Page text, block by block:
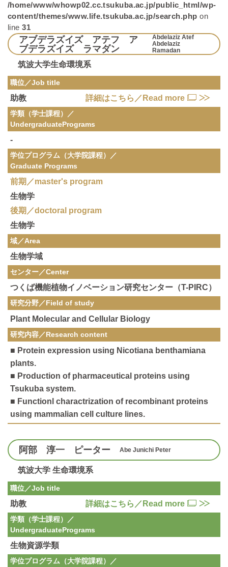
/home/www/whowp02.cc.tsukuba.ac.jp/public_html/wp-
content/themes/www.life.tsukuba.ac.jp/search.php on
line31
アブデラズイズ アテフ ア
ブデラズイズ ラマダン
Abdelaziz Atef
Abdelaziz
Ramadan
筑波大学生命環境系
職位／Job title
助教 詳細はこちら／Read more
学類（学士課程）／
UndergraduatePrograms
-
学位プログラム（大学院課程）／
Graduate Programs
前期／master's program
生物学
後期／doctoral program
生物学
域／Area
生物学域
センター／Center
つくば機能植物イノベーション研究センター（T-PIRC）
研究分野／Field of study
Plant Molecular and Cellular Biology
研究内容／Research content
■ Protein expression using Nicotiana benthamiana
plants.
■ Production of pharmaceutical proteins using
Tsukuba system.
■ Functionl charactrization of recombinant proteins
using mammalian cell culture lines.
阿部 淳一 ピーター Abe Junichi Peter
筑波大学 生命環境系
職位／Job title
助教 詳細はこちら／Read more
学類（学士課程）／
UndergraduatePrograms
生物資源学類
学位プログラム（大学院課程）／